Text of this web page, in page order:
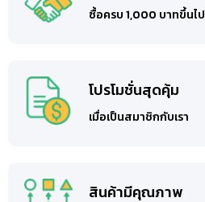
ซื้อครบ 1,000 บาทขึ้นไป
โปรโมชั่นสุดคุ้ม
เมื่อเป็นสมาชิกกับเรา
สินค้ามีคุณภาพ